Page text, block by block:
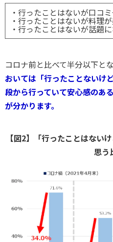
・行ったことはないが口コ
・行ったことはないが料理
・行ったことはないが話題
コロナ前と比べて半分以下と
おいては「行ったことないけ
段から行っていて安心感のあ
が分かります。
【図2】「行ったことはな
思う